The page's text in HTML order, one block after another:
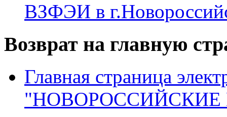
ВЗФЭИ в
Возврат на главную
Главная страница
"НОВОРОССИЙСКИЕ